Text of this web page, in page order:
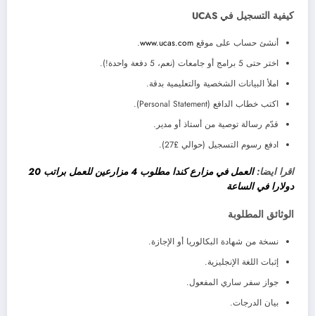
كيفية التسجيل في UCAS
أنشئ حساب على موقع www.ucas.com
.
اختر حتى 5 برامج أو جامعات (نعم، 5 دفعة واحدة!).
املأ البيانات الشخصية والتعليمية بدقة.
اكتب خطاب الدافع (Personal Statement).
قدّم رسالة توصية من أستاذ أو مدير.
ادفع رسوم التسجيل (حوالي £27).
اقرا ايضا:
العمل في مزارع كندا مطلوب 4 مزارعين للعمل براتب 20
دولارا في الساعة
الوثائق المطلوبة
نسخة من شهادة البكالوريا أو الإجازة.
إثبات اللغة الإنجليزية.
جواز سفر ساري المفعول.
بيان الدرجات.